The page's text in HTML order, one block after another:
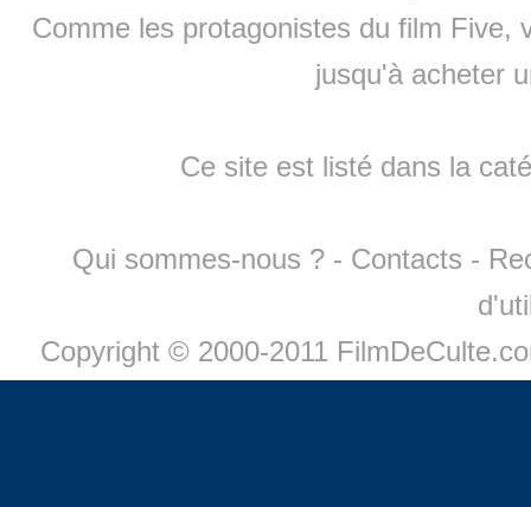
Comme les protagonistes du film Five,
jusqu'à acheter
Ce site est listé dans la
Qui sommes-nous ? - Contacts -
Copyright © 2000-2011